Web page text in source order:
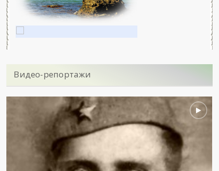
Видео-репортажи